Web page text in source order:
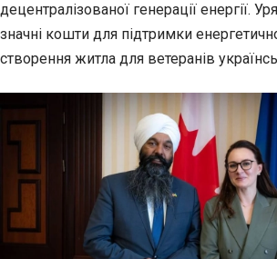
децентралізованої генерації енергії.
значні кошти для підтримки
створення житла для ветеранів